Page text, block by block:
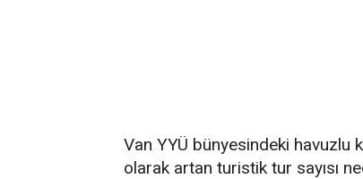
Van YYÜ bünyesindeki havuzlu
olarak artan turistik tur sayısı